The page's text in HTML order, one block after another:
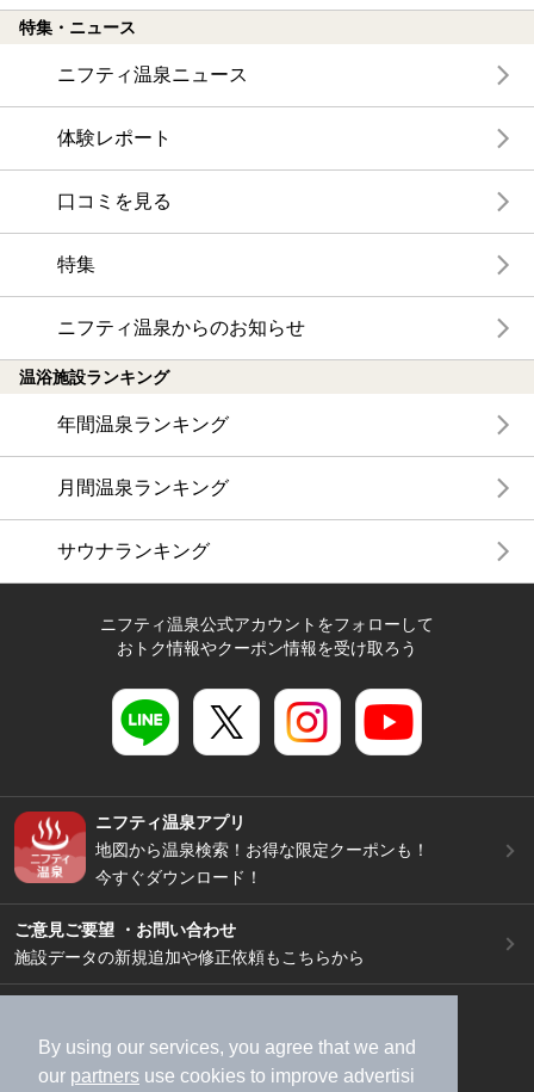
By using our services, you agree that we and
our partners use cookies to improve advertisi
特集・ニュース
ニフティ温泉ニュース
体験レポート
口コミを見る
特集
ニフティ温泉からのお知らせ
温浴施設ランキング
年間温泉ランキング
月間温泉ランキング
サウナランキング
ニフティ温泉公式アカウントをフォローして
おトク情報やクーポン情報を受け取ろう
ニフティ温泉アプリ
地図から温泉検索！お得な限定クーポンも！
今すぐダウンロード！
ご意見ご要望 ・お問い合わせ
施設データの新規追加や修正依頼もこちらから
加盟店募集（資料請求）
広告出稿のご案内
利用規約
ライフスタイルMEMBERS+規約